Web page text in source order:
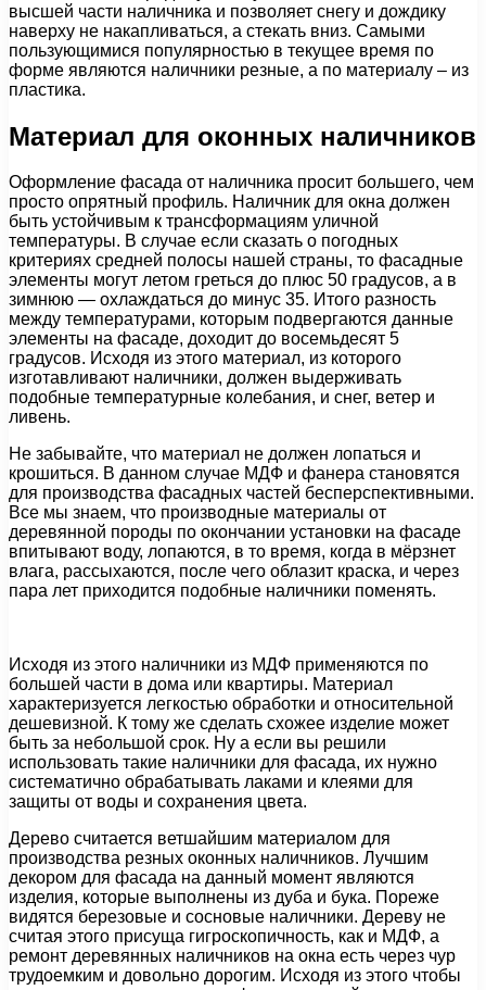
высшей части наличника и позволяет снегу и дождику
наверху не накапливаться, а стекать вниз. Самыми
пользующимися популярностью в текущее время по
форме являются наличники резные, а по материалу – из
пластика.
Материал для оконных наличников
Оформление фасада от наличника просит большего, чем
просто опрятный профиль. Наличник для окна должен
быть устойчивым к трансформациям уличной
температуры. В случае если сказать о погодных
критериях средней полосы нашей страны, то фасадные
элементы могут летом греться до плюс 50 градусов, а в
зимнюю — охлаждаться до минус 35. Итого разность
между температурами, которым подвергаются данные
элементы на фасаде, доходит до восемьдесят 5
градусов. Исходя из этого материал, из которого
изготавливают наличники, должен выдерживать
подобные температурные колебания, и снег, ветер и
ливень.
Не забывайте, что материал не должен лопаться и
крошиться. В данном случае МДФ и фанера становятся
для производства фасадных частей бесперспективными.
Все мы знаем, что производные материалы от
деревянной породы по окончании установки на фасаде
впитывают воду, лопаются, в то время, когда в мёрзнет
влага, рассыхаются, после чего облазит краска, и через
пара лет приходится подобные наличники поменять.
Исходя из этого наличники из МДФ применяются по
большей части в дома или квартиры. Материал
характеризуется легкостью обработки и относительной
дешевизной. К тому же сделать схожее изделие может
быть за небольшой срок. Ну а если вы решили
использовать такие наличники для фасада, их нужно
систематично обрабатывать лаками и клеями для
защиты от воды и сохранения цвета.
Дерево считается ветшайшим материалом для
производства резных оконных наличников. Лучшим
декором для фасада на данный момент являются
изделия, которые выполнены из дуба и бука. Пореже
видятся березовые и сосновые наличники. Дереву не
считая этого присуща гигроскопичность, как и МДФ, а
ремонт деревянных наличников на окна есть через чур
трудоемким и довольно дорогим. Исходя из этого чтобы